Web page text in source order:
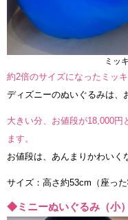
ミッ
約2倍のサイズになったミッ
ディズニーのぬいぐるみは、
大きい分、お値段が18,000円
ます。
お値段は、あんまりかわいく
サイズ：高さ約53cm（座った
◆ミニーぬいぐるみ（小